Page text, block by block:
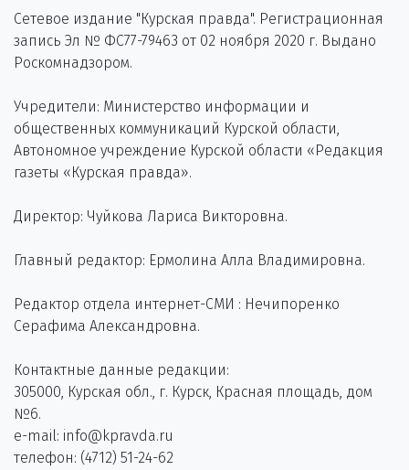
Сетевое издание "Курская правда". Регистрационная
запись Эл № ФС77-79463 от 02 ноября 2020 г. Выдано
Роскомнадзором.
Учредители: Министерство информации и
общественных коммуникаций Курской области,
Автономное учреждение Курской области «Редакция
газеты «Курская правда».
Директор: Чуйкова Лариса Викторовна.
Главный редактор: Ермолина Алла Владимировна.
Редактор отдела интернет-СМИ : Нечипоренко
Серафима Александровна.
Контактные данные редакции:
305000, Курская обл., г. Курск, Красная площадь, дом
№6.
e-mail: info@kpravda.ru
телефон: (4712) 51-24-62